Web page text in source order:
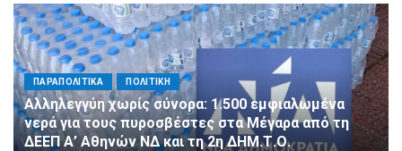
ΠΑΡΑΠΟΛΙΤΙΚΑ ΠΟΛΙΤΙΚΗ
Αλληλεγγύη χωρίς σύνορα: 1.500 εμφιαλωμένα
νερά για τους πυροσβέστες στα Μέγαρα από τη
ΔΕΕΠ Α’ Αθηνών ΝΔ και τη 2η ΔΗΜ.Τ.Ο.